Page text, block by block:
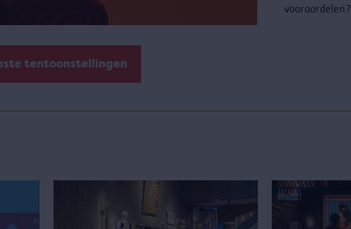
vooroordelen?
tentoonstellingen